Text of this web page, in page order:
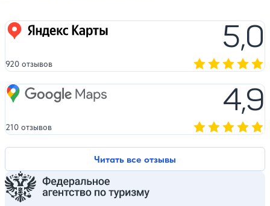
Читать все отзывы
Яндекс карты 5,0
920 отзывов
Google Maps 4,9
210 отзывов